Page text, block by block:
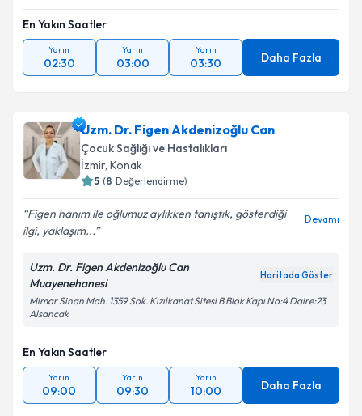
Takvim Talebini Gönder
En Yakın Saatler
Yarın
02:30
Yarın
03:00
Yarın
03:30 Daha Fazla
Uzm. Dr. Figen Akdenizoğlu Can
Çocuk Sağlığı ve Hastalıkları
İzmir, Konak
5 (8 Değerlendirme)
Figen hanım ile oğlumuz aylıkken tanıştık, gösterdiği
ilgi, yaklaşım...
Devamı
Uzm. Dr. Figen Akdenizoğlu Can
Muayenehanesi
Haritada Göster
Mimar Sinan Mah. 1359 Sok. Kızılkanat Sitesi B Blok Kapı No:4 Daire:23
Alsancak
En Yakın Saatler
Yarın
09:00
Yarın
09:30
Yarın
10:00 Daha Fazla